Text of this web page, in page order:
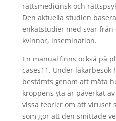
rättsmedicinsk och
Den aktuella studien
enkätstudier med svar från
kvinnor, insemination.
En manual finns också på
cases11. Under läkarbesök
bestämts genom att mäta
kroppens yta är påverkat
vissa teorier om att viruset
som gör att den smittade